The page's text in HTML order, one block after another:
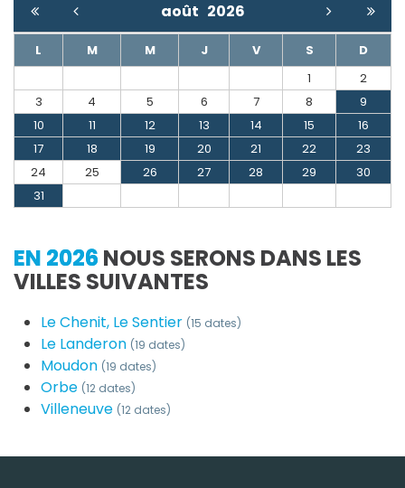
août 2026
L M M J V S
D
1
2
3
4 5 6 7 8
9
10
11 12 13 14 15
16
17
18 19 20 21 22
23
24
25 26 27 28 29
30
31
EN 2026 NOUS SERONS DANS LES
VILLES SUIVANTES
Le Chenit, Le Sentier (15 dates)
Le Landeron (19 dates)
Moudon (19 dates)
Orbe (12 dates)
Villeneuve (12 dates)